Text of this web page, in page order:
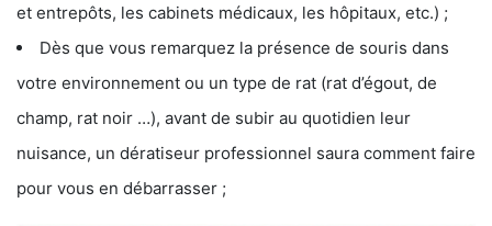
et entrepôts, les cabinets médicaux, les hôpitaux, etc.) ;
Dès que vous remarquez la présence de souris dans
votre environnement ou un type de rat (rat d’égout, de
champ, rat noir …), avant de subir au quotidien leur
nuisance, un dératiseur professionnel saura comment faire
pour vous en débarrasser ;